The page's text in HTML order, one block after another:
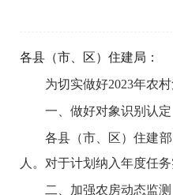
各县（市、区）住建局：
为切实做好2023年农
一、做好对象识别认定
各县（市、区）住建
人。对于计划纳入年度任
二、加强农房动态监测